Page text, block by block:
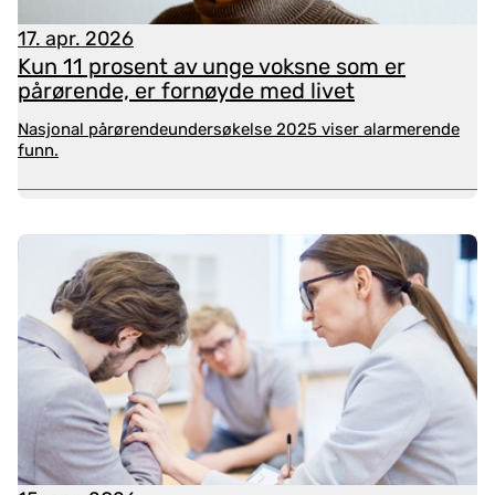
og i helsedirektoratet sittinformasjonsmateriell om
rettigheter for pårørende til personer med psykisk
helse- og rusutfordringer.
Det kan oppstå mange komplekse utfordringer og
den ene siden og pårørende sine rettigheter på den
situasjonsforståelse, høy etisk og juridisk
bevissthet, og evne til å balansere ulike hensyn.
Det finnes en veileder for etisk refleksjon på KS sine
nettsider:På samme lag - etikkrefleksjon for godt
samarbeid med pårørende
Hos Nasjonalt senter for erfaringskompetanse innen
psykisk helse (erfaringskompetanse.no) kan du lese
17. apr. 2026
Kun 11 prosent av unge voksne som er
pårørende, er fornøyde med livet
Nasjonal pårørendeundersøkelse 2025 viser alarmerende
funn.